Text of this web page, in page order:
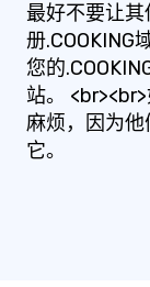
最好不要让
册.COOKING
您的
站。
麻烦，因为他
它。